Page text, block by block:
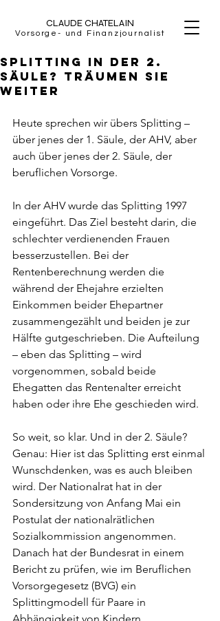
CLAUDE CHATELAIN
Vorsorge- und Finanzjournalist
Splitting in der 2.
Säule? Träumen Sie
Weiter
Heute sprechen wir übers Splitting –
über jenes der 1. Säule, der AHV, aber
auch über jenes der 2. Säule, der
beruflichen Vorsorge.
In der AHV wurde das Splitting 1997
eingeführt. Das Ziel besteht darin, die
schlechter verdienenden Frauen
besserzustellen. Bei der
Rentenberechnung werden die
während der Ehejahre erzielten
Einkommen beider Ehepartner
zusammengezählt und beiden je zur
Hälfte gutgeschrieben. Die Aufteilung
– eben das Splitting – wird
vorgenommen, sobald beide
Ehegatten das Rentenalter erreicht
haben oder ihre Ehe geschieden wird.
So weit, so klar. Und in der 2. Säule?
Genau: Hier ist das Splitting erst einmal
Wunschdenken, was es auch bleiben
wird. Der Nationalrat hat in der
Sondersitzung von Anfang Mai ein
Postulat der nationalrätlichen
Sozialkommission angenommen.
Danach hat der Bundesrat in einem
Bericht zu prüfen, wie im Beruflichen
Vorsorgegesetz (BVG) ein
Splittingmodell für Paare in